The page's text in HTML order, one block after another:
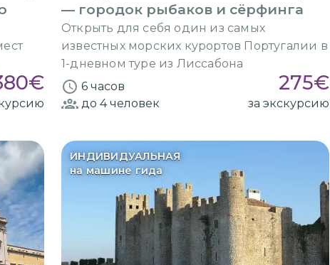
€
— городок рыбаков и сёрфинга
Открыть для себя один из самых
известных морских курортов Португалии в
1-дневном туре из Лиссабона
6 часов
275€
до 4человек за экскурсию
ИНДИВИДУАЛЬНАЯ
на машине гида